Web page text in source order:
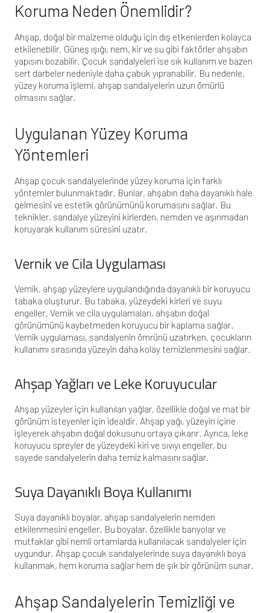
Koruma Neden Önemlidir?
Ahşap, doğal bir malzeme olduğu için dış etkenlerden kolayca
etkilenebilir. Güneş ışığı, nem, kir ve su gibi faktörler ahşabın
yapısını bozabilir. Çocuk sandalyeleri ise sık kullanım ve bazen
sert darbeler nedeniyle daha çabuk yıpranabilir. Bu nedenle,
yüzey koruma işlemi, ahşap sandalyelerin uzun ömürlü
olmasını sağlar.
Uygulanan Yüzey Koruma
Yöntemleri
Ahşap çocuk sandalyelerinde yüzey koruma için farklı
yöntemler bulunmaktadır. Bunlar, ahşabın daha dayanıklı hale
gelmesini ve estetik görünümünü korumasını sağlar. Bu
teknikler, sandalye yüzeyini kirlerden, nemden ve aşınmadan
koruyarak kullanım süresini uzatır.
Vernik ve Cila Uygulaması
Vernik, ahşap yüzeylere uygulandığında dayanıklı bir koruyucu
tabaka oluşturur. Bu tabaka, yüzeydeki kirleri ve suyu
engeller. Vernik ve cila uygulamaları, ahşabın doğal
görünümünü kaybetmeden koruyucu bir kaplama sağlar.
Vernik uygulaması, sandalyenin ömrünü uzatırken, çocukların
kullanımı sırasında yüzeyin daha kolay temizlenmesini sağlar.
Ahşap Yağları ve Leke Koruyucular
Ahşap yüzeyler için kullanılan yağlar, özellikle doğal ve mat bir
görünüm isteyenler için idealdir. Ahşap yağı, yüzeyin içine
işleyerek ahşabın doğal dokusunu ortaya çıkarır. Ayrıca, leke
koruyucu spreyler de yüzeydeki kiri ve sıvıyı engeller, bu
sayede sandalyelerin daha temiz kalmasını sağlar.
Suya Dayanıklı Boya Kullanımı
Suya dayanıklı boyalar, ahşap sandalyelerin nemden
etkilenmesini engeller. Bu boyalar, özellikle banyolar ve
mutfaklar gibi nemli ortamlarda kullanılacak sandalyeler için
uygundur. Ahşap çocuk sandalyelerinde suya dayanıklı boya
kullanmak, hem koruma sağlar hem de şık bir görünüm sunar.
Ahşap Sandalyelerin Temizliği ve